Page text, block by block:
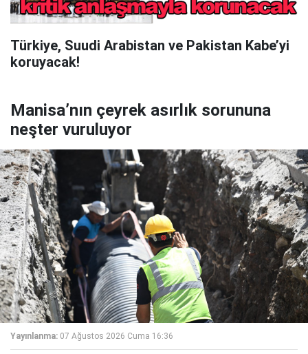
Türkiye, Suudi Arabistan ve Pakistan Kabe’yi
koruyacak!
Manisa’nın çeyrek asırlık sorununa
neşter vuruluyor
Yayınlanma: 07 Ağustos 2026 Cuma 16:36